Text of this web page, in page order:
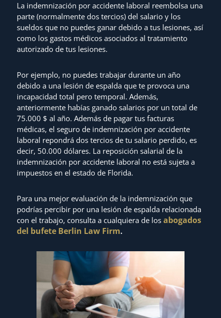
La indemnización por accidente laboral reembolsa una
parte (normalmente dos tercios) del salario y los
sueldos que no puedes ganar debido a tus lesiones, así
como los gastos médicos asociados al tratamiento
autorizado de tus lesiones.
Por ejemplo, no puedes trabajar durante un año
debido a una lesión de espalda que te provoca una
incapacidad total pero temporal. Además,
anteriormente habías ganado salarios por un total de
75.000 $ al año. Además de pagar tus facturas
médicas, el seguro de indemnización por accidente
laboral repondrá dos tercios de tu salario perdido, es
decir, 50.000 dólares. La reposición salarial de la
indemnización por accidente laboral no está sujeta a
impuestos en el estado de Florida.
Para una mejor evaluación de la indemnización que
podrías percibir por una lesión de espalda relacionada
con el trabajo, consulta a cualquiera de los abogados
del bufete Berlin Law Firm.